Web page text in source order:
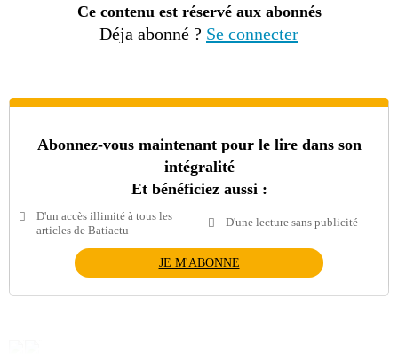
Ce contenu est réservé aux abonnés
Déja abonné ? Se connecter
Abonnez-vous maintenant pour le lire dans son
intégralité
Et bénéficiez aussi :
D'un accès illimité à tous les
articles de Batiactu
D'une lecture sans publicité
JE M'ABONNE